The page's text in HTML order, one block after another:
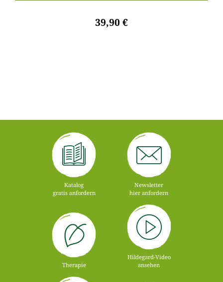
39,90 €
Katalog
gratis anfordern
Newsletter
hier anfordern
Therapie
Hildegard-Video
ansehen